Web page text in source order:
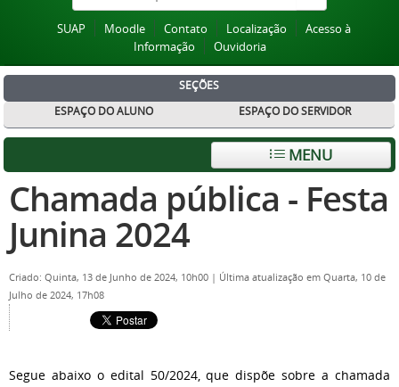
SUAP Moodle Contato Localização
Acesso à
Informação
Ouvidoria
SEÇÕES
ESPAÇO DO ALUNO
ESPAÇO DO SERVIDOR
MENU
Chamada pública - Festa
Junina 2024
Criado: Quinta, 13 de Junho de 2024, 10h00 | Última atualização em Quarta, 10 de
Julho de 2024, 17h08
Segue abaixo o edital 50/2024, que dispõe sobre a chamada